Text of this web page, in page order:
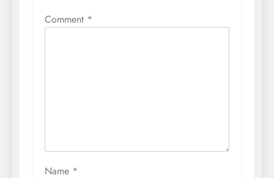
Comment *
Name *